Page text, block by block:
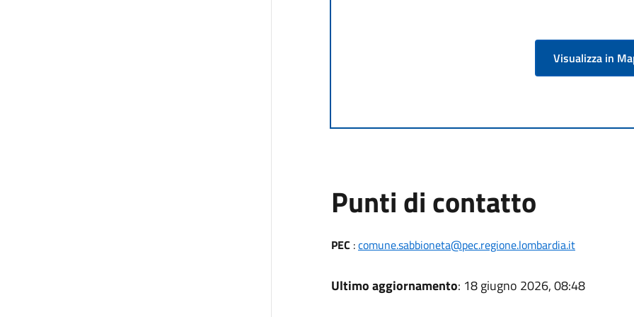
Visualizza in
Punti di contatto
PEC :comune.sabbioneta@pec.regione.lombardia.it
Ultimo aggiornamento: 18 giugno 2026, 08:48